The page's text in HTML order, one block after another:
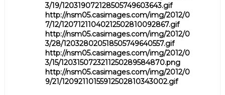
3/19/120319072128505749603643.gif
http://nsm05.casimages.com/img/2012/0
7/12/12071211040212502810092867.gif
http://nsm05.casimages.com/img/2012/0
3/28/120328020518505749640557.gif
http://nsm05.casimages.com/img/2012/0
3/15/1203150723211250289584870.png
http://nsm05.casimages.com/img/2012/0
9/21/12092110155912502810343002.gif